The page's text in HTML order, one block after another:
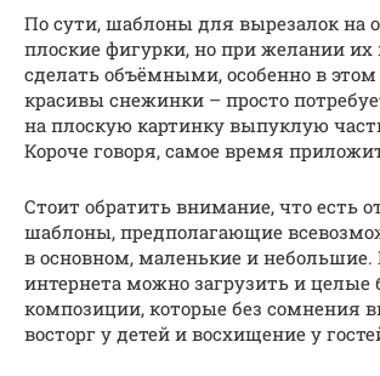
По сути, шаблоны для вырезалок на
плоские фигурки, но при желании
сделать объёмными, особенно в
красивы снежинки – просто
на плоскую картинку выпуклую
Короче говоря, самое время
Стоит обратить внимание, что есть
шаблоны, предполагающие
в основном, маленькие и небольшие.
интернета можно загрузить и целые
композиции, которые без сомнения
восторг у детей и восхищение у